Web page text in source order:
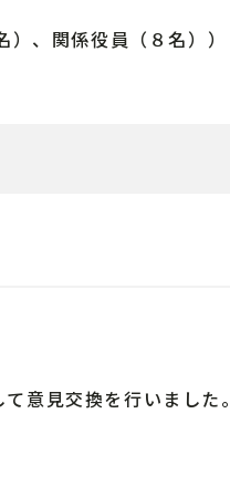
、関係役員（８名））
意見交換を行いました。